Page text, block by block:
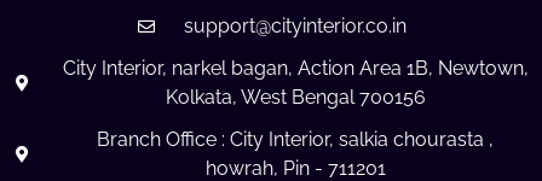
support@cityinterior.co.in
City Interior, narkel bagan, Action Area 1B, Newtown,
Kolkata, West Bengal 700156
Branch Office : City Interior, salkia chourasta ,
howrah, Pin - 711201